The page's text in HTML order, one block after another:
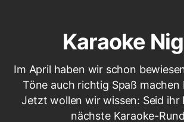
Karaoke
Im April haben wir schon
Töne auch richtig Spaß machen
Jetzt wollen wir wissen: Seid ihr
nächste Karaoke-